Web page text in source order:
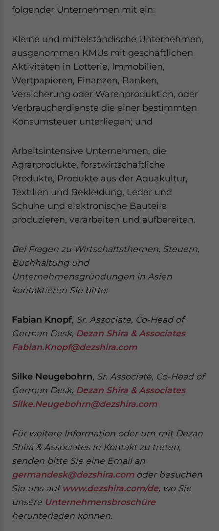
folgender Unternehmen mit ein:
Kleine und mittelständische Unternehmen,
ausgenommen KMUs mit geschäftlichen
Aktivitäten in Lotterie, Immobilien,
Wertpapieren, Finanzen, Banken,
Versicherung oder Warenproduktion, oder
Verbraucherdienste die einer bestimmten
Konsumsteuer unterliegen; und
Arbeitsintensive Unternehmen, die
Agrarprodukte, forstwirtschaftliche
Produkte, Produkte aus der Aquakultur,
Textilien und Bekleidung, Leder und
Schuhe und elektronische Bauteile
produzieren, verarbeiten und aufbereiten.
Bei Fragen zu Wirtschaftsthemen, Steuern,
Buchhaltung und
Unternehmensgründungen in Asien
kontaktieren Sie bitte:
Fabian Knopf, Sr. Associate, Co-Head of
German Desk, Dezan Shira & Associates
Fabian.Knopf@dezshira.com
Silke Neugebohrn, Sr. Associate, Co-Head of
German Desk, Dezan Shira & Associates
Silke.Neugebohrn@dezshira.com
Für weitere Information oder um mit Dezan
Shira & Associates in Kontakt zu treten,
senden bitte Sie eine Email an
germandesk@dezshira.comoder besuchen
Sie uns aufwww.dezshira.com/de, wo Sie
unsere Unternehmensbroschüre
herunterladen können.